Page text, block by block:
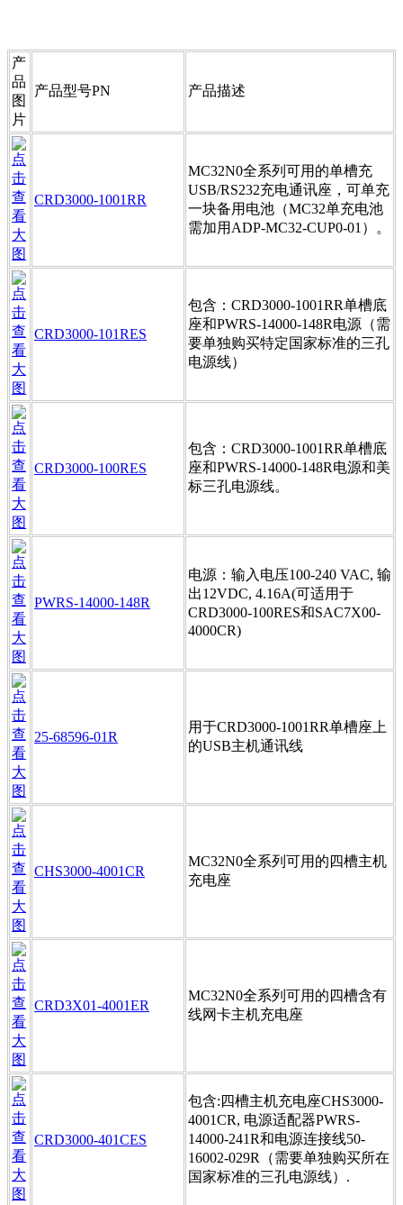
产
品
图
片
产品型号PN 产品描述
CRD3000-1001RR
MC32N0全系列可用的单槽充
USB/RS232充电通讯座，可单充
一块备用电池（MC32单充电池
需加用ADP-MC32-CUP0-01）。
CRD3000-101RES
包含：CRD3000-1001RR单槽底
座和PWRS-14000-148R电源（需
要单独购买特定国家标准的三孔
电源线）
CRD3000-100RES
包含：CRD3000-1001RR单槽底
座和PWRS-14000-148R电源和美
标三孔电源线。
PWRS-14000-148R
电源：输入电压100-240 VAC, 输
出12VDC, 4.16A(可适用于
CRD3000-100RES和SAC7X00-
4000CR)
25-68596-01R
用于CRD3000-1001RR单槽座上
的USB主机通讯线
CHS3000-4001CR
MC32N0全系列可用的四槽主机
充电座
CRD3X01-4001ER
MC32N0全系列可用的四槽含有
线网卡主机充电座
CRD3000-401CES
包含:四槽主机充电座CHS3000-
4001CR, 电源适配器PWRS-
14000-241R和电源连接线50-
16002-029R（需要单独购买所在
国家标准的三孔电源线）.